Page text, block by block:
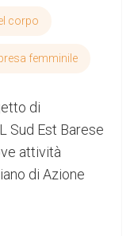
corpo
femminile
di
Sud Est Barese
attività
di Azione